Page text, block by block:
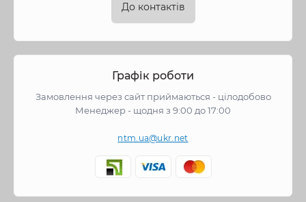
До контактів
Графік роботи
Замовлення через сайт приймаються - цілодобово
Менеджер - щодня з 9:00 до 17:00
ntm.ua@ukr.net